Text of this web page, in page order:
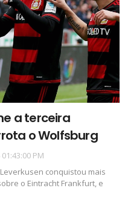
a terceira
o Wolfsburg
PM
conquistou mais
o Eintracht Frankfurt, e